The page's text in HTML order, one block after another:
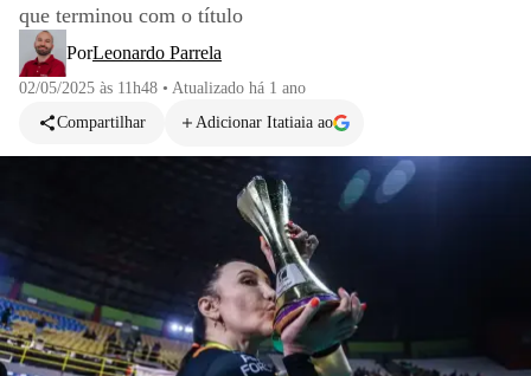
que terminou com o título
PorLeonardo Parrela
02/05/2025 às 11h48 • Atualizado há 1 ano
Compartilhar
Adicionar Itatiaia ao